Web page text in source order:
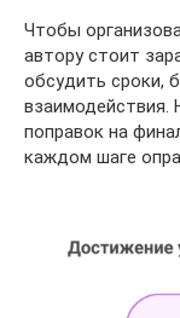
Чтобы
автору стоит
обсудить сроки,
поправок на
каждом шаге